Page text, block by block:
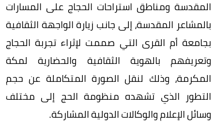
المقدسة ومناطق استراحات الحجاج على المسارات
بالمشاعر المقدسة، إلى جانب زيارة الواجهة الثقافية
بجامعة أم القرى التي صممت لإثراء تجربة الحجاج
وتعريفهم بالهوية الثقافية والحضارية لمكة
المكرمة، وذلك لنقل الصورة المتكاملة عن حجم
التطور الذي تشهده منظومة الحج إلى مختلف
وسائل الإعلام والوكالات الدولية المشاركة.